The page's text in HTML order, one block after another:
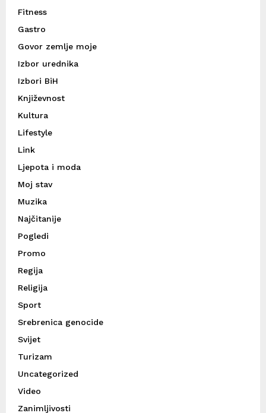
Fitness
Gastro
Govor zemlje moje
Izbor urednika
Izbori BiH
Književnost
Kultura
Lifestyle
Link
Ljepota i moda
Moj stav
Muzika
Najčitanije
Pogledi
Promo
Regija
Religija
Sport
Srebrenica genocide
Svijet
Turizam
Uncategorized
Video
Zanimljivosti